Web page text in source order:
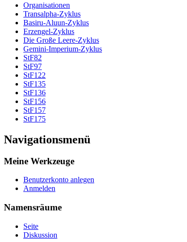
Organisationen
Transalpha-Zyklus
Basiru-Aluun-Zyklus
Erzengel-Zyklus
Die Große Leere-Zyklus
Gemini-Imperium-Zyklus
StF82
StF97
StF122
StF135
StF136
StF156
StF157
StF175
Navigationsmenü
Meine Werkzeuge
Benutzerkonto anlegen
Anmelden
Namensräume
Seite
Diskussion